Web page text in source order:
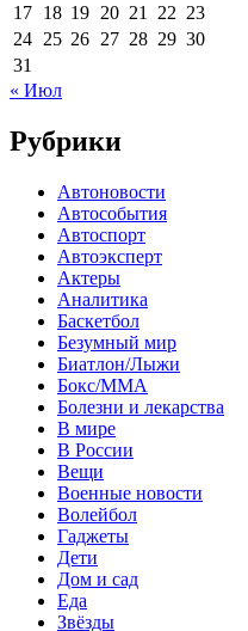
17 18 19 20 21 22 23
24 25 26 27 28 29 30
31
« Июл
Рубрики
Автоновости
Автособытия
Автоспорт
Автоэксперт
Актеры
Аналитика
Баскетбол
Безумный мир
Биатлон/Лыжи
Бокс/MMA
Болезни и лекарства
В мире
В России
Вещи
Военные новости
Волейбол
Гаджеты
Дети
Дом и сад
Еда
Звёзды